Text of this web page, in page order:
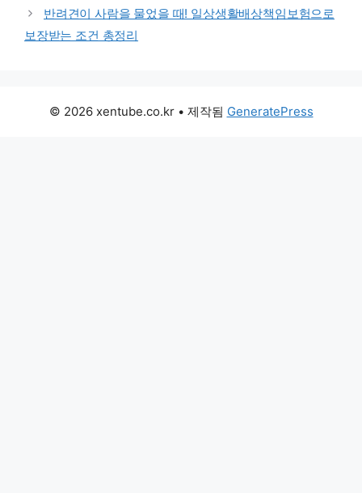
반려견이 사람을 물었을 때! 일상생활배상책임보험으로
보장받는 조건 총정리
© 2026 xentube.co.kr• 제작됨 GeneratePress